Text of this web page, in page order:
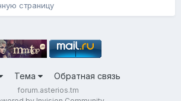
страницу
Тема Обратная связь
forum.asterios.tm